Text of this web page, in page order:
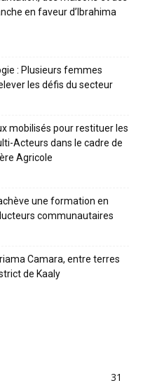
en faveur d’Ibrahima
: Plusieurs femmes
les défis du secteur
mobilisés pour restituer les
Acteurs dans le cadre de
Agricole
une formation en
communautaires
Camara, entre terres
de Kaaly
31